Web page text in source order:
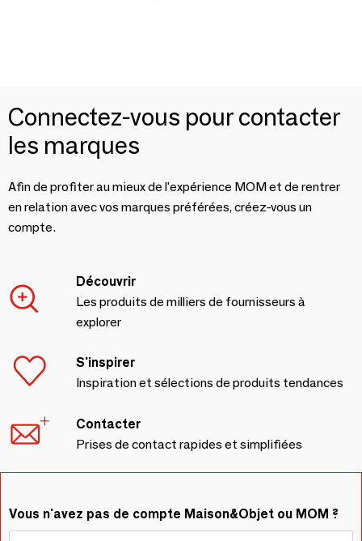
Connectez-vous pour contacter
les marques
Afin de profiter au mieux de l'expérience MOM et de rentrer
en relation avec vos marques préférées, créez-vous un
compte.
Découvrir
Les produits de milliers de fournisseurs à
explorer
S'inspirer
Inspiration et sélections de produits tendances
Contacter
Prises de contact rapides et simplifiées
Vous n'avez pas de compte Maison&Objet ou MOM ?